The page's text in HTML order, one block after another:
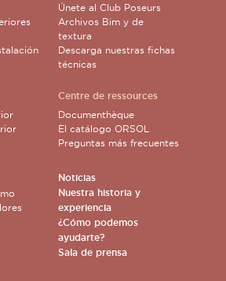
Únete al Club Poseurs
Archivos Bim y de
textura
Descarga nuestras fichas
técnicas
Centre de ressources
Documenthèque
El catálogo ORSOL
Preguntas más frecuentes
Noticias
Nuestra historia y
experiencia
¿Cómo podemos
ayudarte?
Sala de prensa